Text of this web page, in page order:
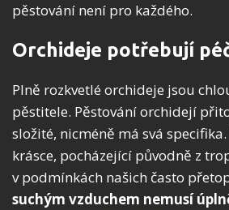
pěstování není pro každého.
Orchideje potřebují
Plně rozkvetlé orchideje jsou
pěstitele. Pěstování orchidejí
složité, nicméně má svá
krásce, pocházející původně z
v podmínkách našich často
suchým vzduchem nemusí